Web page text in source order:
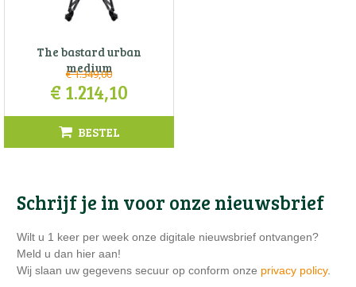
The bastard urban
medium
€1.349,00
€ 1.214,10
BESTEL
Schrijf je in voor onze nieuwsbrief
Wilt u 1 keer per week onze digitale nieuwsbrief ontvangen?
Meld u dan hier aan!
Wij slaan uw gegevens secuur op conform onze privacy policy.